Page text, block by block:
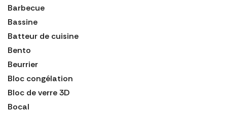
Barbecue
Bassine
Batteur de cuisine
Bento
Beurrier
Bloc congélation
Bloc de verre 3D
Bocal